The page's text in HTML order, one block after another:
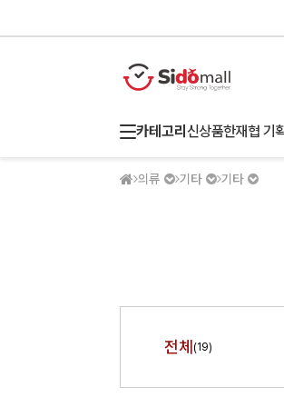
카테고리 신상품한재협 기
의류 기타 기타
전체 (19)